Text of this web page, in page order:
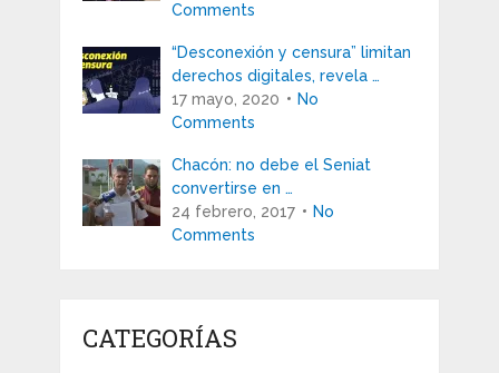
Comments
“Desconexión y censura” limitan
derechos digitales, revela …
17 mayo, 2020
No
Comments
Chacón: no debe el Seniat
convertirse en …
24 febrero, 2017
No
Comments
CATEGORÍAS